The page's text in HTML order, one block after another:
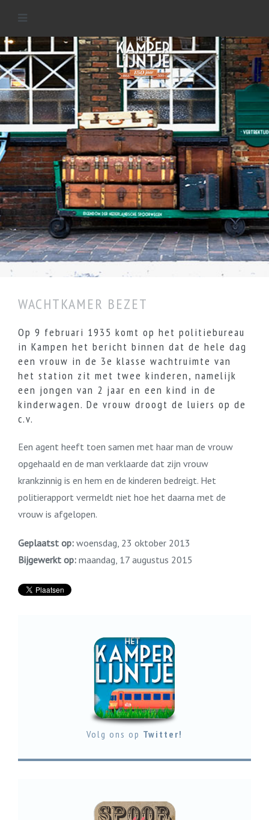
Stations van het Kamperlijntje
READ MORE
WACHTKAMER BEZET
Op 9 februari 1935 komt op het politiebureau
in Kampen het bericht binnen dat de hele dag
een vrouw in de 3e klasse wachtruimte van
het station zit met twee kinderen, namelijk
een jongen van 2 jaar en een kind in de
kinderwagen. De vrouw droogt de luiers op de
c.v.
Een agent heeft toen samen met haar man de vrouw
opgehaald en de man verklaarde dat zijn vrouw
krankzinnig is en hem en de kinderen bedreigt. Het
politierapport vermeldt niet hoe het daarna met de
vrouw is afgelopen.
Geplaatst op: woensdag, 23 oktober 2013
Bijgewerkt op: maandag, 17 augustus 2015
Volg ons op Twitter!